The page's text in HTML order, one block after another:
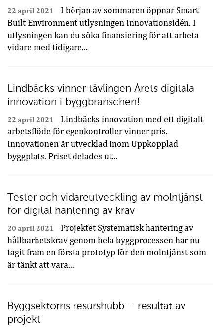
22 april 2021
I början av sommaren öppnar Smart
Built Environment utlysningen Innovationsidén. I
utlysningen kan du söka finansiering för att arbeta
vidare med tidigare...
Lindbäcks vinner tävlingen Årets digitala
innovation i byggbranschen!
22 april 2021
Lindbäcks innovation med ett digitalt
arbetsflöde för egenkontroller vinner pris.
Innovationen är utvecklad inom Uppkopplad
byggplats. Priset delades ut...
Tester och vidareutveckling av molntjänst
för digital hantering av krav
20 april 2021
Projektet Systematisk hantering av
hållbarhetskrav genom hela byggprocessen har nu
tagit fram en första prototyp för den molntjänst som
är tänkt att vara...
Byggsektorns resurshubb – resultat av
projekt